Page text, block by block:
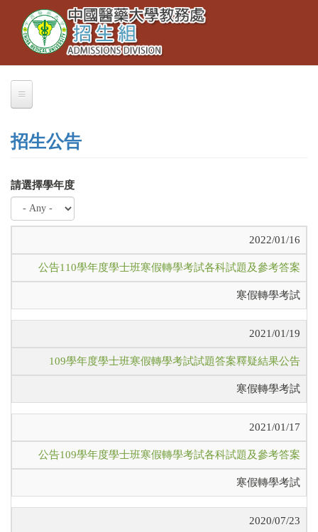
容
招生公告
請選擇學年度
2022/01/16
公告110學年度學士班寒假轉學考試各科試題及參考答案
寒假轉學考試
2021/01/19
109學年度學士班寒假轉學考試試題答案釋疑結果公告
寒假轉學考試
2021/01/17
公告109學年度學士班寒假轉學考試各科試題及參考答案
寒假轉學考試
2020/07/23